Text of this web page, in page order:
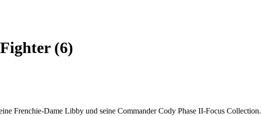
(6)
Frenchie-Dame Libby und seine Commander Cody Phase II-Focus Collection.